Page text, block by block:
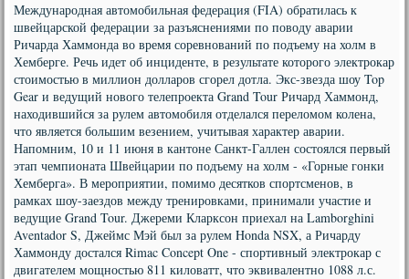
Международная автомобильная федерация (FIA) обратилась к
швейцарской федерации за разъяснениями по поводу аварии
Ричарда Хаммонда во время соревнований по подъему на холм в
Хемберге. Речь идет об инциденте, в результате которого электрокар
стоимостью в миллион долларов сгорел дотла. Экс-звезда шоу Top
Gear и ведущий нового телепроекта Grand Tour Ричард Хаммонд,
находившийся за рулем автомобиля отделался переломом колена,
что является большим везением, учитывая характер аварии.
Напомним, 10 и 11 июня в кантоне Санкт-Галлен состоялся первый
этап чемпионата Швейцарии по подъему на холм - «Горные гонки
Хемберга». В мероприятии, помимо десятков спортсменов, в
рамках шоу-заездов между тренировками, принимали участие и
ведущие Grand Tour. Джереми Кларксон приехал на Lamborghini
Aventador S, Джеймс Мэй был за рулем Honda NSX, а Ричарду
Хаммонду достался Rimac Concept One - спортивный электрокар с
двигателем мощностью 811 киловатт, что эквивалентно 1088 л.с.